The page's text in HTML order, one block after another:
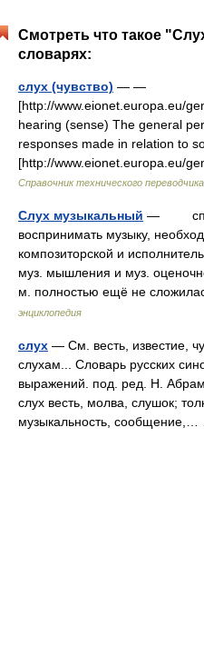
Смотреть что такое
словарях:
слух (чувство) — —
[http://www.eionet.europa.eu/
hearing (sense) The general
responses made in relation to
[http://www.eionet.europa.eu/
Справочник технического переводчика
Слух музыкальный —
воспринимать музыку,
композиторской и
муз. мышления и муз.
м. полностью ещё не
энциклопедия
слух — См. весть, известие,
слухам... Словарь русских
выражений. под. ред. Н.
слух весть, молва, слушок;
музыкальность,